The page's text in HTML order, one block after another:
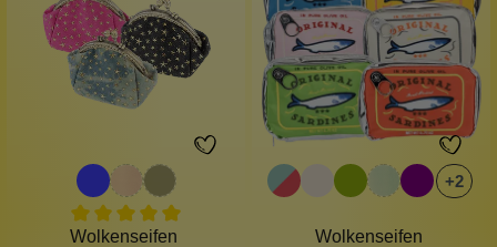
Wolkenseifen
+2
Wolkenseifen